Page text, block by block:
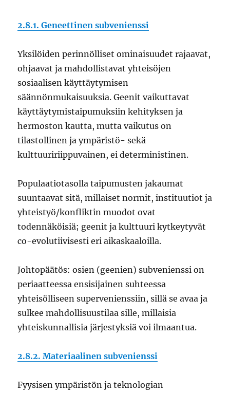
2.8.1. Geneettinen subvenienssi
Yksilöiden perinnölliset ominaisuudet rajaavat,
ohjaavat ja mahdollistavat yhteisöjen
sosiaalisen käyttäytymisen
säännönmukaisuuksia. Geenit vaikuttavat
käyttäytymistaipumuksiin kehityksen ja
hermoston kautta, mutta vaikutus on
tilastollinen ja ympäristö- sekä
kulttuuririippuvainen, ei deterministinen.
Populaatiotasolla taipumusten jakaumat
suuntaavat sitä, millaiset normit, instituutiot ja
yhteistyö/konfliktin muodot ovat
todennäköisiä; geenit ja kulttuuri kytkeytyvät
co-evolutiivisesti eri aikaskaaloilla.
Johtopäätös: osien (geenien) subvenienssi on
periaatteessa ensisijainen suhteessa
yhteisölliseen supervenienssiin, sillä se avaa ja
sulkee mahdollisuustilaa sille, millaisia
yhteiskunnallisia järjestyksiä voi ilmaantua.
2.8.2. Materiaalinen subvenienssi
Fyysisen ympäristön ja teknologian